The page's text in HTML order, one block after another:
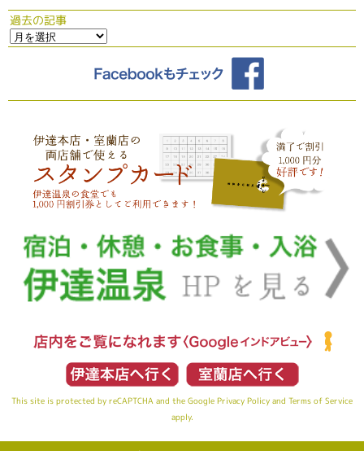
過去の記事
This site is protected by reCAPTCHA and the Google Privacy Policy and Terms of Service
apply.